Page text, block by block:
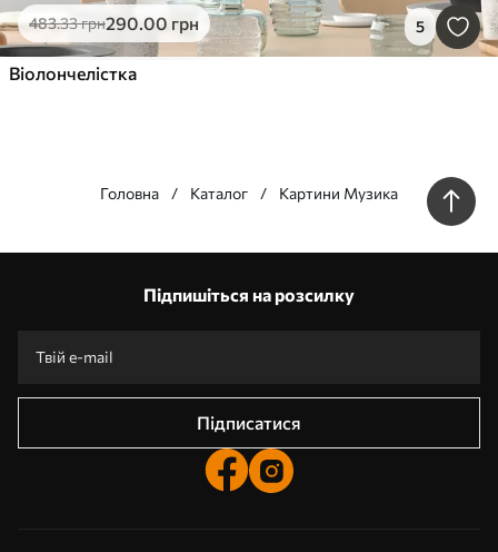
483.33грн290.00 грн 5
Віолончелістка
Головна Каталог Картини Музика
Виготовлення за індивідуальними розмірами
Промокоди зі знижками до замовлення!
Підпишіться на розсилку
Підписатися